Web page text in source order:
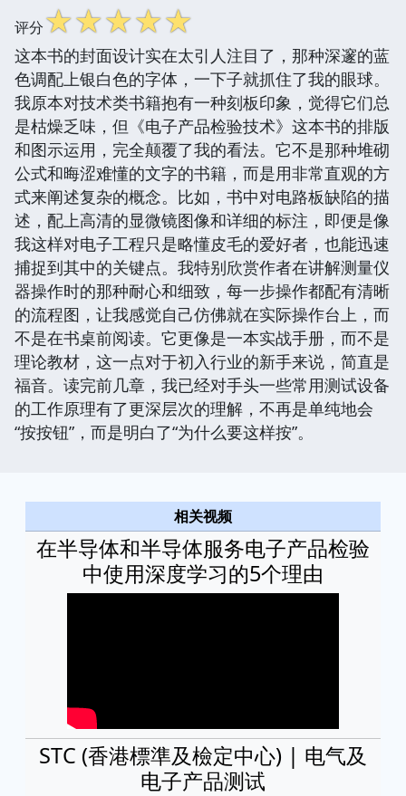
评分☆☆☆☆☆
这本书的封面设计实在太引人注目了，那种深邃的蓝
色调配上银白色的字体，一下子就抓住了我的眼球。
我原本对技术类书籍抱有一种刻板印象，觉得它们总
是枯燥乏味，但《电子产品检验技术》这本书的排版
和图示运用，完全颠覆了我的看法。它不是那种堆砌
公式和晦涩难懂的文字的书籍，而是用非常直观的方
式来阐述复杂的概念。比如，书中对电路板缺陷的描
述，配上高清的显微镜图像和详细的标注，即便是像
我这样对电子工程只是略懂皮毛的爱好者，也能迅速
捕捉到其中的关键点。我特别欣赏作者在讲解测量仪
器操作时的那种耐心和细致，每一步操作都配有清晰
的流程图，让我感觉自己仿佛就在实际操作台上，而
不是在书桌前阅读。它更像是一本实战手册，而不是
理论教材，这一点对于初入行业的新手来说，简直是
福音。读完前几章，我已经对手头一些常用测试设备
的工作原理有了更深层次的理解，不再是单纯地会
“按按钮”，而是明白了“为什么要这样按”。
相关视频
在半导体和半导体服务电子产品检验
中使用深度学习的5个理由
STC (香港標準及檢定中心) | 电气及
电子产品测试